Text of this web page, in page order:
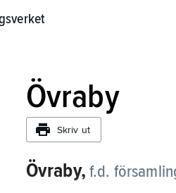
Övraby
Skriv ut
Övraby, f.d.